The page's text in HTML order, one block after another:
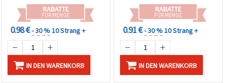
RABATTE
FÜR MENGE
0.98 €- 30 %10 Strang +
IN DEN WARENKORB
RABATTE
FÜR MENGE
0.91 €- 30 %10 Strang +
IN DEN WARENKORB